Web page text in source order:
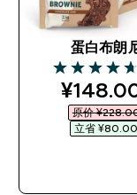
蛋白布朗
4.69 out of 5
原价
立省 ¥80.00‎